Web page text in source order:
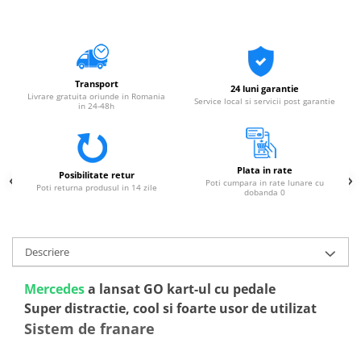
Transport
Livrare gratuita oriunde in Romania
in 24-48h
24 luni garantie
Service local si servicii post garantie
Posibilitate retur
Poti returna produsul in 14 zile
Plata in rate
Poti cumpara in rate lunare cu
dobanda 0
Descriere
Mercedesa lansat GO kart-ul cu pedale
Super distractie, cool si foarte usor de utilizat
Sistem de franare